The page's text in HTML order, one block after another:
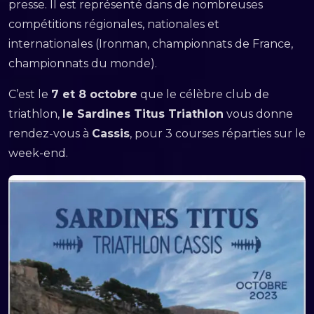
presse. Il est représenté dans de nombreuses
compétitions régionales, nationales et
internationales (Ironman, championnats de France,
championnats du monde).
C’est le 7 et 8 octobre que le célèbre club de
triathlon, le Sardines Titus Triathlon vous donne
rendez-vous à Cassis, pour 3 courses réparties sur le
week-end.